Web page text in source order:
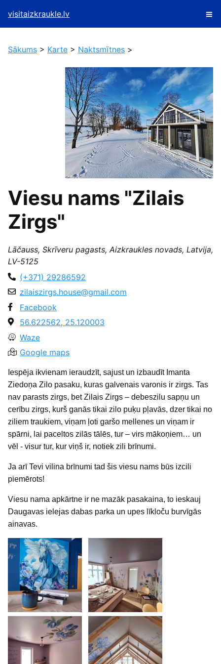
visitaizkraukle.lv
Sākums > Karte > Naktsmītnes >
Viesu nams "Zilais
Zirgs"
Lāčauss, Skrīveru pagasts, Aizkraukles novads, Latvija,
LV-5125
(+371) 29286592
zilaiszirgs.house@gmail.com
Facebook
56.622562, 25.120003
Waze
Google maps
Iespēja ikvienam ieraudzīt, sajust un izbaudīt Imanta
Ziedoņa Zilo pasaku, kuras galvenais varonis ir zirgs. Tas
nav parasts zirgs, bet Zilais Zirgs – debeszilu sapņu un
cerību zirgs, kurš ganās tikai zilo puķu pļavās, dzer tikai no
ziliem traukiem, viņam ļoti garšo mellenes un viņam ir
spārni, lai paceltos zilās tālēs, tur – virs mākoņiem… un
vēl - visur tur, kur viņš ir, notiek zili brīnumi.
Ja arī Tevi vilina brīnumi tad šis viesu nams būs izcili
piemērots!
Viesu nama apkārtne ir ne mazāk pasakaina, to ieskauj
Daugavas ielejas dabas parka un upes līkloču burvīgās
ainavas.